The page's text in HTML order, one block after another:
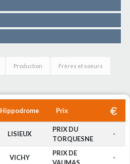
Production Frères et soeurs
Hippodrome Prix
LISIEUX
PRIX DU
TORQUESNE
-
VICHY
PRIX DE
-